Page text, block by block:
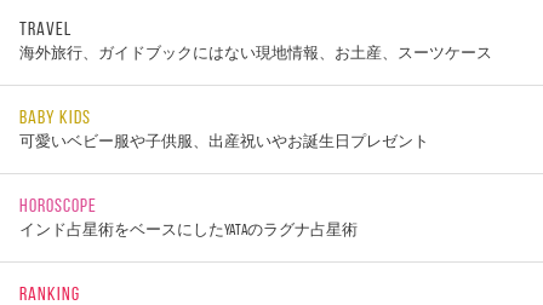
TRAVEL
海外旅行、ガイドブックにはない現地情報、お土産、スーツケース
BABY KIDS
可愛いベビー服や子供服、出産祝いやお誕生日プレゼント
HOROSCOPE
インド占星術をベースにしたYATAのラグナ占星術
RANKING